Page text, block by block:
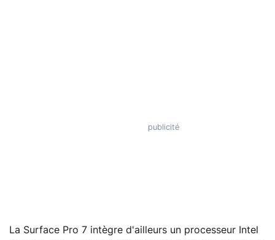
La Surface Pro 7 intègre d'ailleurs un processeur Intel